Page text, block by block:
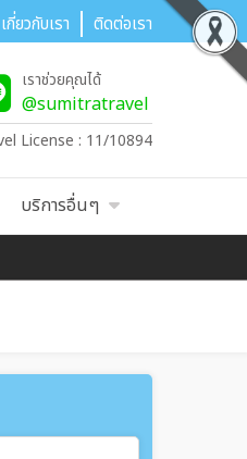
เกี่ยวกับเรา ติดต่อเรา
เราช่วยคุณได้
@sumitratravel
License : 11/10894
บริการอื่นๆ